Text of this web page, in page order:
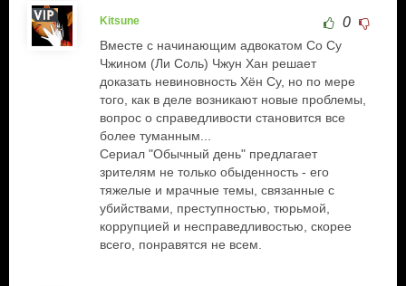
Kitsune 0
Вместе с начинающим адвокатом Со Су
Чжином (Ли Соль) Чжун Хан решает
доказать невиновность Хён Су, но по мере
того, как в деле возникают новые проблемы,
вопрос о справедливости становится все
более туманным...
Сериал "Обычный день" предлагает
зрителям не только обыденность - его
тяжелые и мрачные темы, связанные с
убийствами, преступностью, тюрьмой,
коррупцией и несправедливостью, скорее
всего, понравятся не всем.